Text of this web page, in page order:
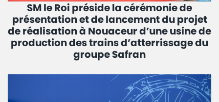
SM le Roi préside la cérémonie de
présentation et de lancement du projet
de réalisation à Nouaceur d’une usine de
production des trains d’atterrissage du
groupe Safran